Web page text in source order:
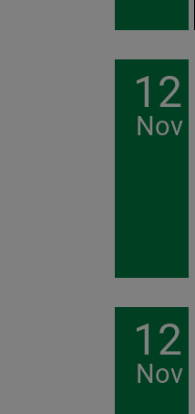
12
Nov
12
Nov